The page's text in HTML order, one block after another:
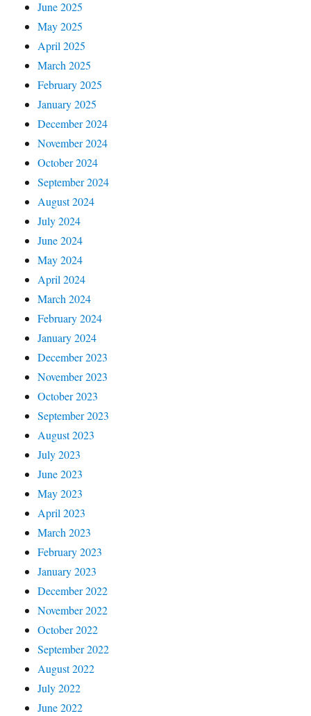
June 2025
May 2025
April 2025
March 2025
February 2025
January 2025
December 2024
November 2024
October 2024
September 2024
August 2024
July 2024
June 2024
May 2024
April 2024
March 2024
February 2024
January 2024
December 2023
November 2023
October 2023
September 2023
August 2023
July 2023
June 2023
May 2023
April 2023
March 2023
February 2023
January 2023
December 2022
November 2022
October 2022
September 2022
August 2022
July 2022
June 2022